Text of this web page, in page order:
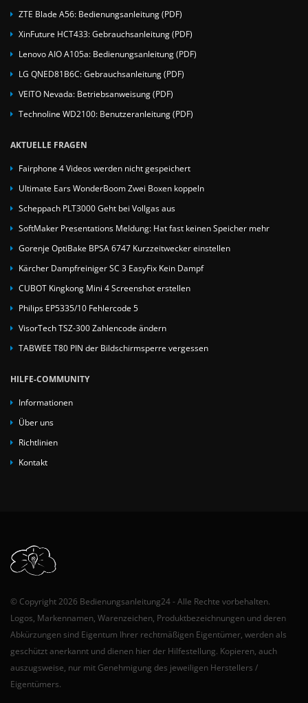
ZTE Blade A56: Bedienungsanleitung (PDF)
XinFuture HCT433: Gebrauchsanleitung (PDF)
Lenovo AIO A105a: Bedienungsanleitung (PDF)
LG QNED81B6C: Gebrauchsanleitung (PDF)
VEITO Nevada: Betriebsanweisung (PDF)
Technoline WD2100: Benutzeranleitung (PDF)
AKTUELLE FRAGEN
Fairphone 4 Videos werden nicht gespeichert
Ultimate Ears WonderBoom Zwei Boxen koppeln
Scheppach PLT3000 Geht bei Vollgas aus
SoftMaker Presentations Meldung: Hat fast keinen Speicher mehr
Gorenje OptiBake BPSA 6747 Kurzzeitwecker einstellen
Kärcher Dampfreiniger SC 3 EasyFix Kein Dampf
CUBOT Kingkong Mini 4 Screenshot erstellen
Philips EP5335/10 Fehlercode 5
VisorTech TSZ-300 Zahlencode ändern
TABWEE T80 PIN der Bildschirmsperre vergessen
HILFE-COMMUNITY
Informationen
Über uns
Richtlinien
Kontakt
© Copyright 2026 Bedienungsanleitung24 - Alle Rechte vorbehalten.
Logos, Markennamen, Warenzeichen, Produktbezeichnungen und deren
Abkürzungen sind Eigentum Ihrer rechtmäßigen Eigentümer, werden als
geschützt anerkannt und dienen hier der Hilfestellung. Kopieren, auch
auszugsweise, nur mit Genehmigung des jeweiligen Herstellers /
Eigentümers.